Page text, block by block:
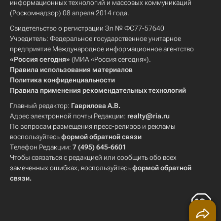
информационных технологий и массовых коммуникаций
(Роскомнадзор) 08 апреля 2014 года.
Свидетельство о регистрации Эл № ФС77-57640
Учредитель: Федеральное государственное унитарное
предприятие Международное информационное агентство
«Россия сегодня» (МИА «Россия сегодня»).
Правила использования материалов
Политика конфиденциальности
Правила применения рекомендательных технологий
Главный редактор: Гаврилова А.В.
Адрес электронной почты Редакции: realty@ria.ru
По вопросам размещения пресс-релизов и рекламы
воспользуйтесьформой обратной связи
Телефон Редакции: 7 (495) 645-6601
Чтобы связаться с редакцией или сообщить обо всех
замеченных ошибках, воспользуйтесьформой обратной
связи.